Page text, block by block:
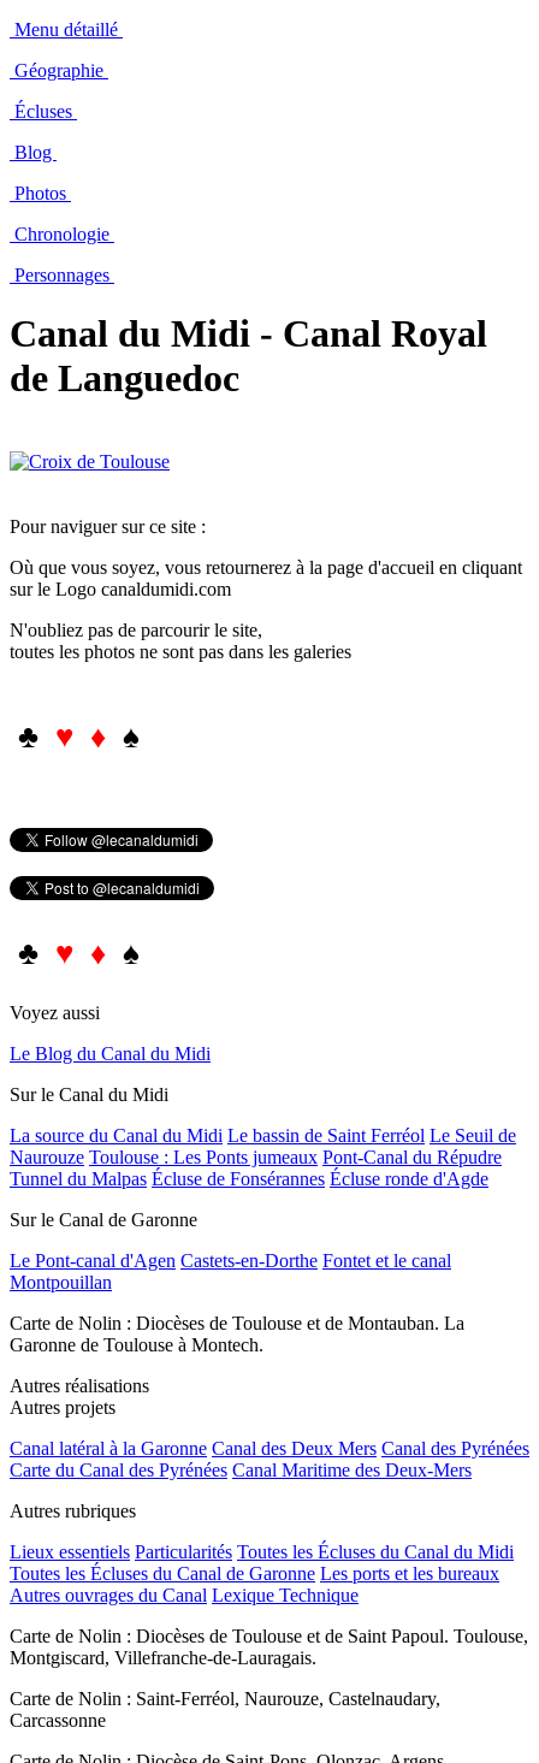
Menu détaillé
Géographie
Écluses
Blog
Photos
Chronologie
Personnages
Canal du Midi - Canal Royal
de Languedoc
Pour naviguer sur ce site :
Où que vous soyez, vous retournerez à la page d'accueil en cliquant
sur le Logo canaldumidi.com
N'oubliez pas de parcourir le site,
toutes les photos ne sont pas dans les galeries
♣ ♥ ♦ ♠
♣ ♥ ♦ ♠
Voyez aussi
Le Blog du Canal du Midi
Sur le Canal du Midi
La source du Canal du Midi Le bassin de Saint Ferréol Le Seuil de
Naurouze Toulouse : Les Ponts jumeaux Pont-Canal du Répudre
Tunnel du Malpas Écluse de Fonsérannes Écluse ronde d'Agde
Sur le Canal de Garonne
Le Pont-canal d'Agen Castets-en-Dorthe Fontet et le canal
Montpouillan
Carte de Nolin : Diocèses de Toulouse et de Montauban. La
Garonne de Toulouse à Montech.
Autres réalisations
Autres projets
Canal latéral à la Garonne Canal des Deux Mers Canal des Pyrénées
Carte du Canal des Pyrénées Canal Maritime des Deux-Mers
Autres rubriques
Lieux essentiels Particularités Toutes les Écluses du Canal du Midi
Toutes les Écluses du Canal de Garonne Les ports et les bureaux
Autres ouvrages du Canal Lexique Technique
Carte de Nolin : Diocèses de Toulouse et de Saint Papoul. Toulouse,
Montgiscard, Villefranche-de-Lauragais.
Carte de Nolin : Saint-Ferréol, Naurouze, Castelnaudary,
Carcassonne